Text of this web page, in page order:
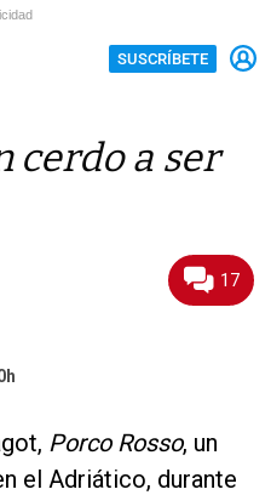
SUSCRÍBETE
cerdo a ser
17
Porco Rosso, un
el Adriático, durante